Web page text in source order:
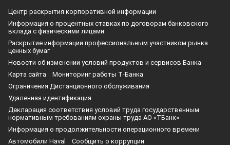
Центр раскрытия корпоративной информации
Информация о процентных ставках по договорам банковского
вклада с физическими лицами
Раскрытие информации профессиональным участником рынка
ценных бумаг
Новости об изменении условий продуктов и сервисов Банка
Карта сайта
Мониторинг работы Т‑Банка
Ограничения Дистанционного обслуживания
Удаленная идентификация
Декларация соответствия условий труда государственным
нормативным требованиям охраны труда АО «ТБанк»
Информация о продолжительности операционного времени
Автомобили Haval
Сообщить о коррупции